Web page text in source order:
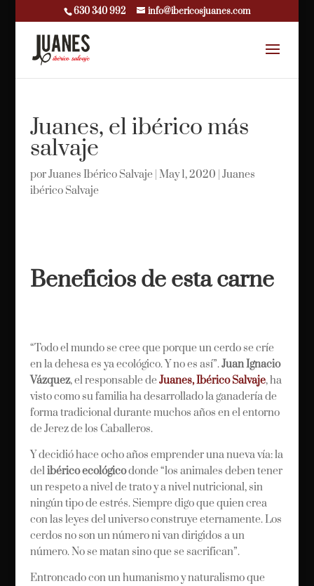
630 340 992 info@ibericosjuanes.com
Juanes, el ibérico más
salvaje
porJuanes Ibérico Salvaje| May 1, 2020 Juanes
ibérico Salvaje
Beneficios de esta carne
“Todo el mundo se cree que porque un cerdo se críe
en la dehesa es ya ecológico. Y no es así”.Juan Ignacio
Vázquez, el responsable deJuanes, Ibérico Salvaje, ha
visto como su familia ha desarrollado la ganadería de
forma tradicional durante muchos años en el entorno
de Jerez de los Caballeros.
Y decidió hace ocho años emprender una nueva vía: la
delibérico ecológicodonde “los animales deben tener
un respeto a nivel de trato y a nivel nutricional, sin
ningún tipo de estrés. Siempre digo que quien crea
con las leyes del universo construye eternamente. Los
cerdos no son un número ni van dirigidos a un
número. No se matan sino que se sacrifican”.
Entroncado con un humanismo y naturalismo que